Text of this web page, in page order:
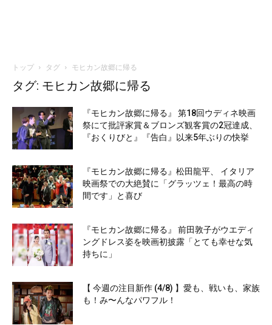
トップ タグ モヒカン故郷に帰る
タグ: モヒカン故郷に帰る
『モヒカン故郷に帰る』 第18回ウディネ映画
祭にて批評家賞＆ブロンズ観客賞の2冠達成、
『おくりびと』『告白』以来5年ぶりの快挙
『モヒカン故郷に帰る』松田龍平、 イタリア
映画祭での大絶賛に「グラッツェ！最高の時
間です」と喜び
『モヒカン故郷に帰る』 前田敦子がウエディ
ングドレス姿を映画初披露「とても幸せな気
持ちに」
【 今週の注目新作 (4/8) 】愛も、戦いも、家族
も！み〜んなパワフル！